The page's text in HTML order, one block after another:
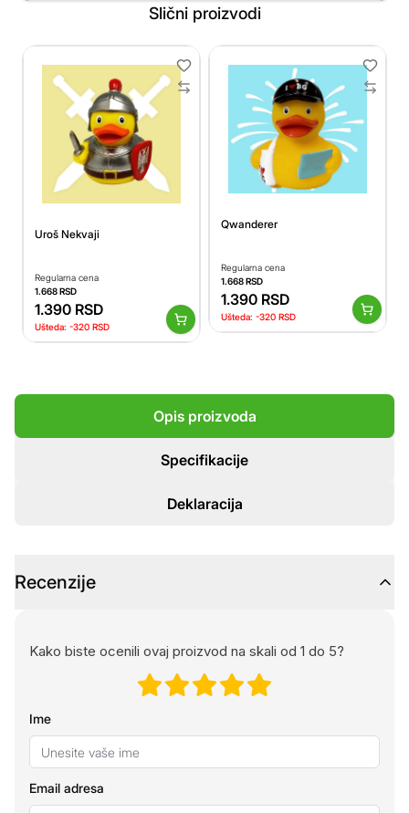
Slični proizvodi
Uroš Nekvaji
Regularna cena
1.668RSD
1.390 RSD
Ušteda: -320 RSD
Qwanderer
Regularna cena
1.668RSD
1.390 RSD
Ušteda: -320 RSD
Opis proizvoda
Specifikacije
Deklaracija
Recenzije
Kako biste ocenili ovaj proizvod na skali od 1 do 5?
Ime
Email adresa